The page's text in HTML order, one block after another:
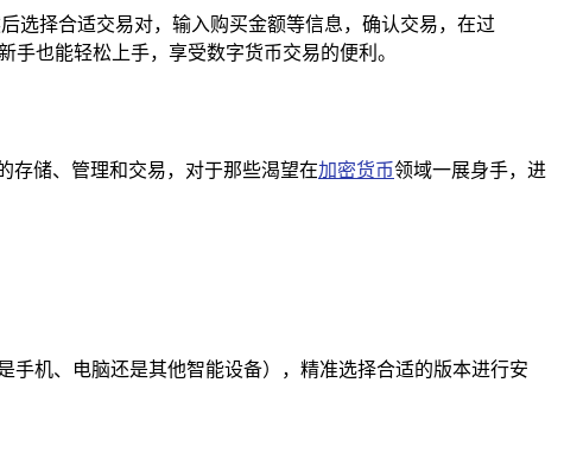
选择合适交易对，输入购买金额等信息，确认交易，在过
也能轻松上手，享受数字货币交易的便利。
存储、管理和交易，对于那些渴望在加密货币领域一展身手，进
手机、电脑还是其他智能设备），精准选择合适的版本进行安